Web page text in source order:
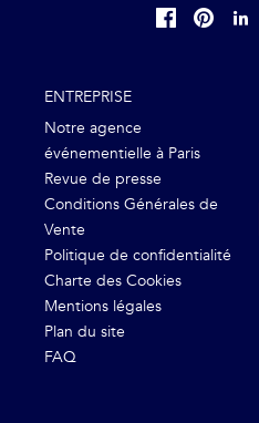
ENTREPRISE
Notre agence
événementielle à Paris
Revue de presse
Conditions Générales de
Vente
Politique de confidentialité
Charte des Cookies
Mentions légales
Plan du site
FAQ